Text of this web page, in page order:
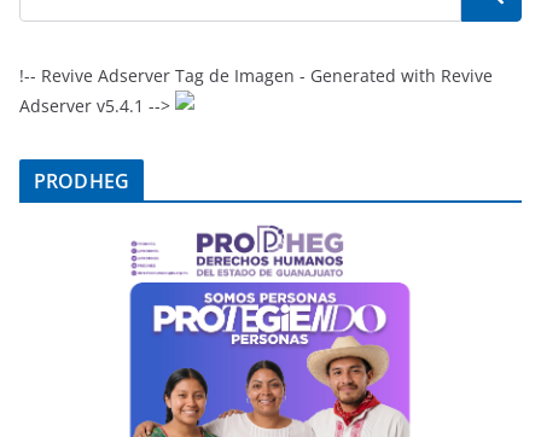
!-- Revive Adserver Tag de Imagen - Generated with Revive
Adserver v5.4.1 -->
PRODHEG